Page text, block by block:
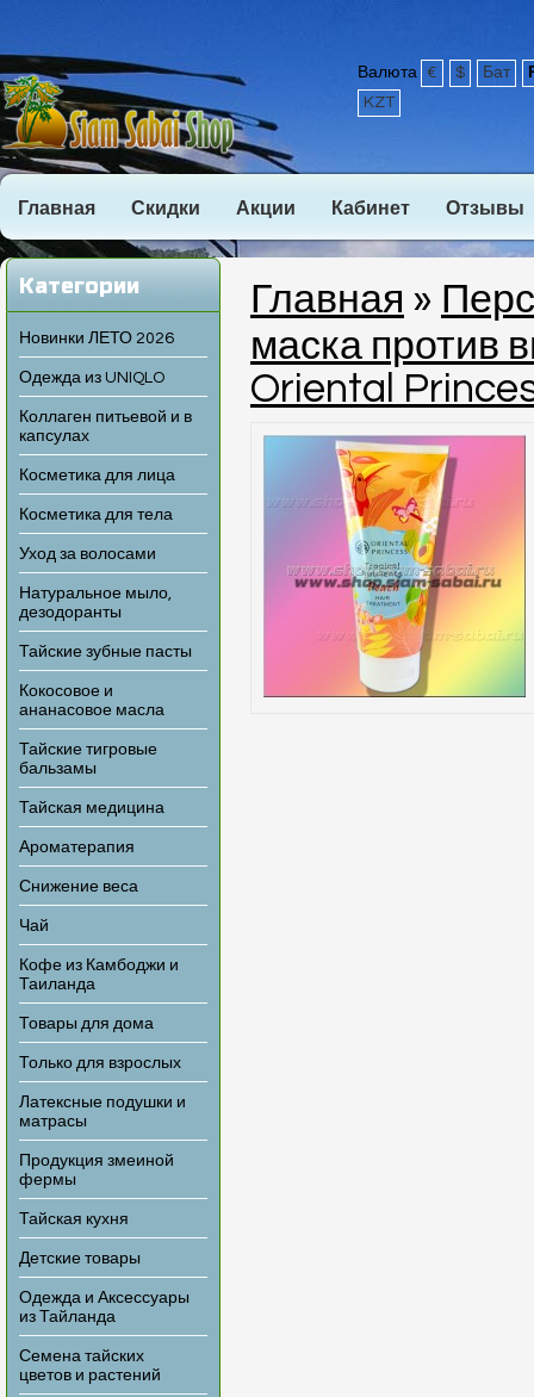
Валюта € $ Бат
KZT
Главная Скидки Акции Кабинет Отзывы
Категории
Новинки ЛЕТО 2026
Одежда из UNIQLO
Коллаген питьевой и в
капсулах
Косметика для лица
Косметика для тела
Уход за волосами
Натуральное мыло,
дезодоранты
Тайские зубные пасты
Кокосовое и
ананасовое масла
Тайские тигровые
бальзамы
Тайская медицина
Ароматерапия
Снижение веса
Чай
Кофе из Камбоджи и
Таиланда
Товары для дома
Только для взрослых
Латексные подушки и
матрасы
Продукция змеиной
фермы
Тайская кухня
Детские товары
Одежда и Аксессуары
из Тайланда
Семена тайских
цветов и растений
Главная »
маска против
Oriental